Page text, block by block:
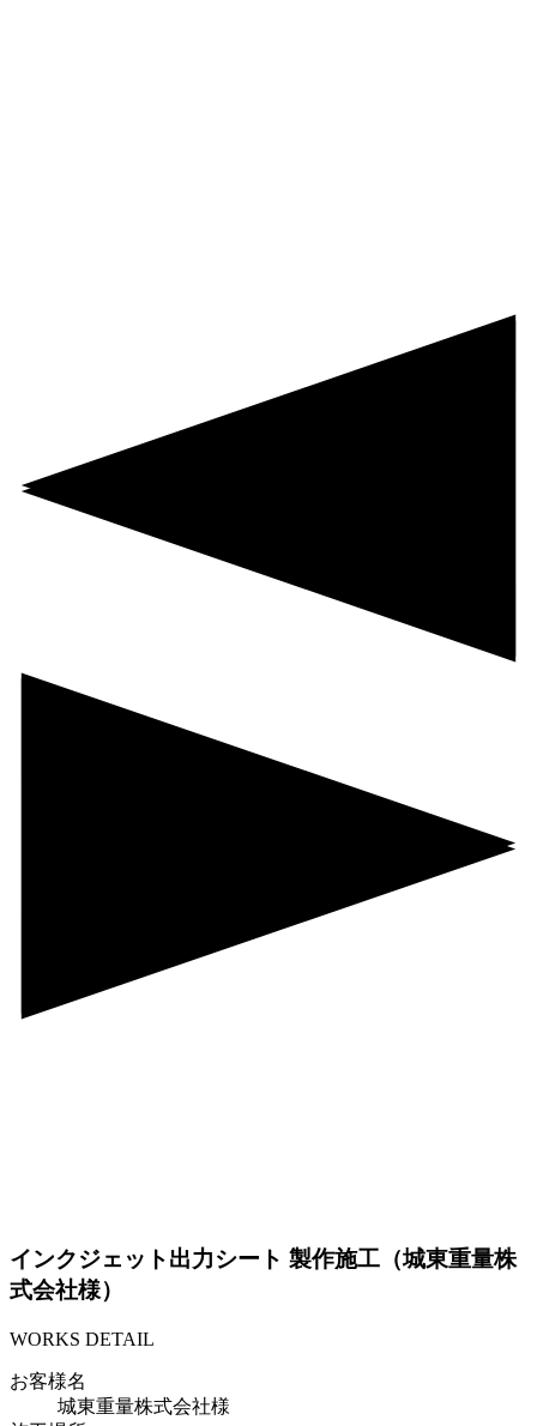
インクジェット出力シート 製作施工（城東重量株
式会社様）
WORKS DETAIL
お客様名
城東重量株式会社様